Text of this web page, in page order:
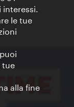
interessi.
le tue
tue
alla fine